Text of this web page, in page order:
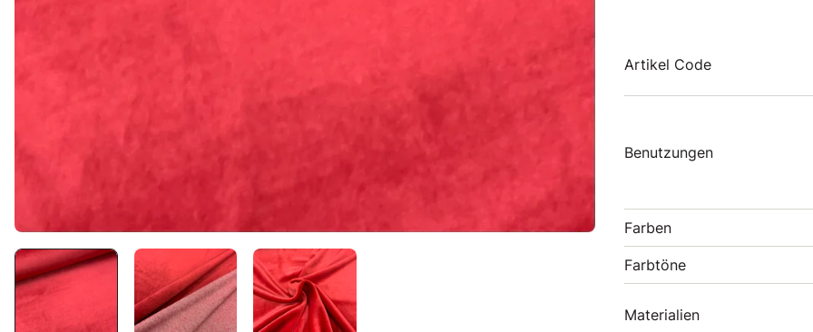
Artikel Code
Benutzungen
Farben
Farbtöne
Materialien